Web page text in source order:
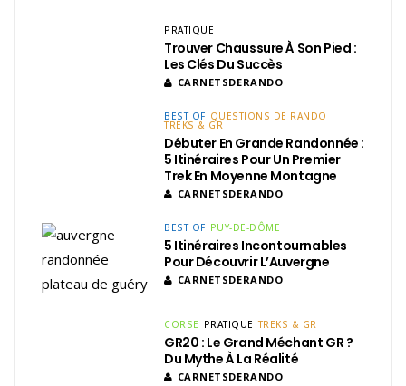
PRATIQUE
Trouver Chaussure À Son Pied :
Les Clés Du Succès
CARNETSDERANDO
BEST OF QUESTIONS DE RANDO
TREKS & GR
Débuter En Grande Randonnée :
5 Itinéraires Pour Un Premier
Trek En Moyenne Montagne
CARNETSDERANDO
BEST OF PUY-DE-DÔME
5 Itinéraires Incontournables
Pour Découvrir L’Auvergne
CARNETSDERANDO
CORSE PRATIQUE TREKS & GR
GR20 : Le Grand Méchant GR ?
Du Mythe À La Réalité
CARNETSDERANDO